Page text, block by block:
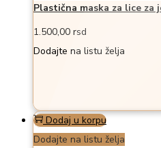
Plastična maska za lice
1.500,00 rsd
Dodajte na listu želja
Dodaj u korpu
Dodajte na listu želja